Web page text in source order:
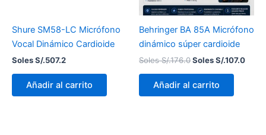
Shure SM58-LC Micrófono
Vocal Dinámico Cardioide
Soles S/.507.2
Añadir al carrito
Behringer BA 85A Micrófono
dinámico súper cardioide
Soles S/.176.0Soles S/.107.0
Añadir al carrito